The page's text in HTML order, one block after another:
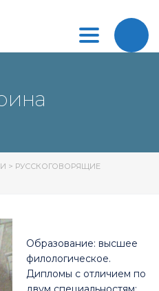
Toggle
> РУССКОГОВОРЯЩИЕ
Образование: высшее
филологическое.
Дипломы с отличием по